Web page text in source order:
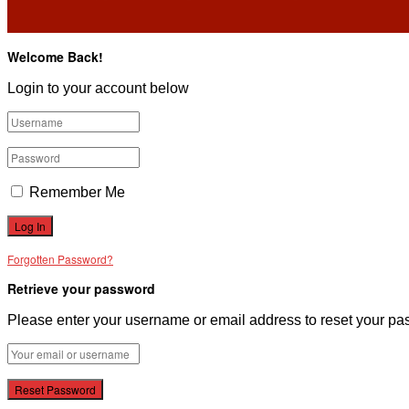
Welcome Back!
Login to your account below
Remember Me
Forgotten Password?
Retrieve your password
Please enter your username or email address to reset your